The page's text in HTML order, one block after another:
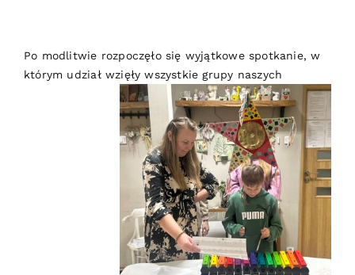
Po modlitwie rozpoczęło się wyjątkowe spotkanie, w
którym udział wzięły wszystkie grupy naszych